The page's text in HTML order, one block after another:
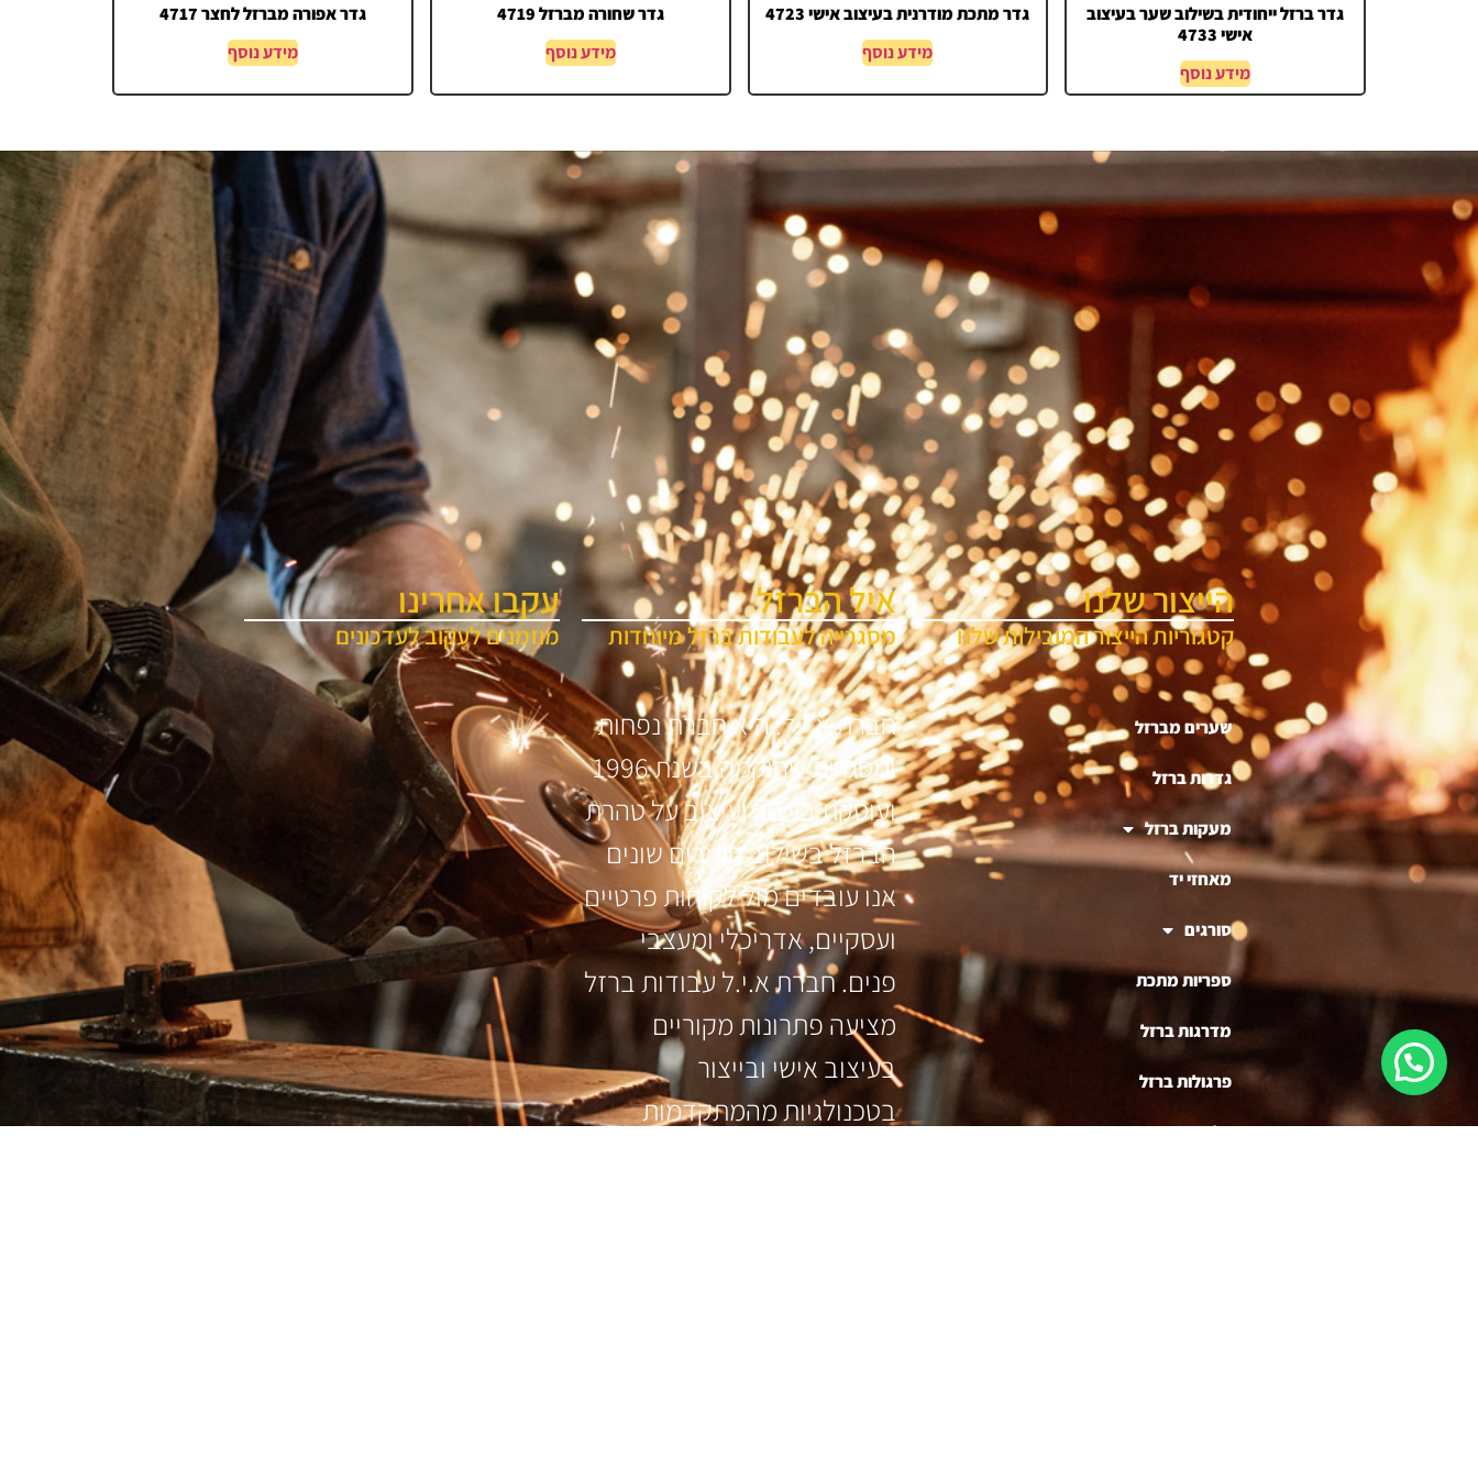
גדר ברזל ייחודית בשילוב שער בעיצוב
אישי 4733
מידע נוסף
גדר מתכת מודרנית בעיצוב אישי 4723
מידע נוסף
גדר שחורה מברזל 4719
מידע נוסף
גדר אפורה מברזל לחצר 4717
מידע נוסף
הייצור שלנו
קטגוריות הייצור המובילות שלנו
שערים מברזל
גדרות ברזל
מעקות ברזל
מאחזי יד
סורגים
ספריות מתכת
מדרגות ברזל
פרגולות ברזל
דלתות
איל הברזל
מסגרייה לעבודות ברזל מיוחדות
חברת א.י.ל. היא חברת נפחות
ומסגרות שהוקמה בשנת 1996
ועוסקת בייצור ועיצוב על טהרת
הברזל בשילוב חומרים שונים
אנו עובדים מול לקוחות פרטיים
ועסקיים, אדריכלי ומעצבי
פנים. חברת א.י.ל עבודות ברזל
מציעה פתרונות מקוריים
בעיצוב אישי ובייצור
בטכנולגיות מהמתקדמות
עקבו אחרינו
מוזמנים לעקוב לעדכונים